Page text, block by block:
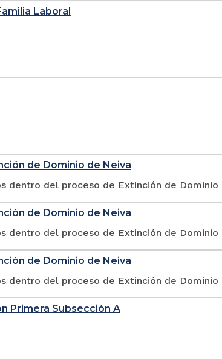
Laboral
de Dominio de Neiva
dentro del proceso de Extinción de Dominio
de Dominio de Neiva
dentro del proceso de Extinción de Dominio
de Dominio de Neiva
dentro del proceso de Extinción de Dominio
Primera Subsección A